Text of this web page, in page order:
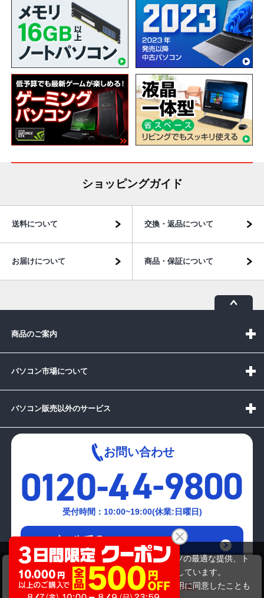
TOSHIBA PAEX35LLTBL
商品価格 27,280円 21,780円
ショッピングガイド
送料について 交換・返品について
お届けについて 商品・保証について
商品のご案内
パソコン市場について
パソコン販売以外のサービス
お問い合わせ
受付時間：10:00~19:00(休業:日曜日)
メールでの
お問い合わせはこちら
当サイトでは利用体験の向上およびコンテンツの最適な提供、ト
ラフィックの分析を目的としてCookieを使用しています。
サイトの閲覧を継続された場合、Cookieの利用に同意したことも